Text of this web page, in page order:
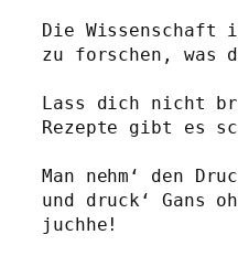
Die
zu forschen, was
Rezepte gibt es
Man nehm‘ den
und druck‘ Gans
juchhe!